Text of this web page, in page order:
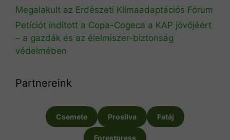
Megalakult az Erdészeti Klímaadaptációs Fórum
Petíciót indított a Copa-Cogeca a KAP jövőjéért
– a gazdák és az élelmiszer-biztonság
védelmében
Partnereink
Csemete Prosilva Fatáj
Forestpress